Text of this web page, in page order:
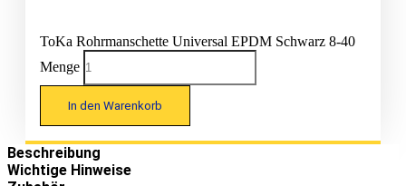
ToKa Rohrmanschette Universal EPDM Schwarz 8-40
Menge
In den Warenkorb
Beschreibung
Wichtige Hinweise